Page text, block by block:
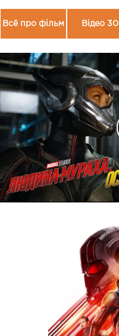
Всё про фільм Відео 30